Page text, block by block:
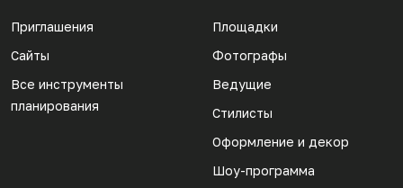
Приглашения
Сайты
Все инструменты
планирования
Площадки
Фотографы
Ведущие
Стилисты
Оформление и декор
Шоу-программа